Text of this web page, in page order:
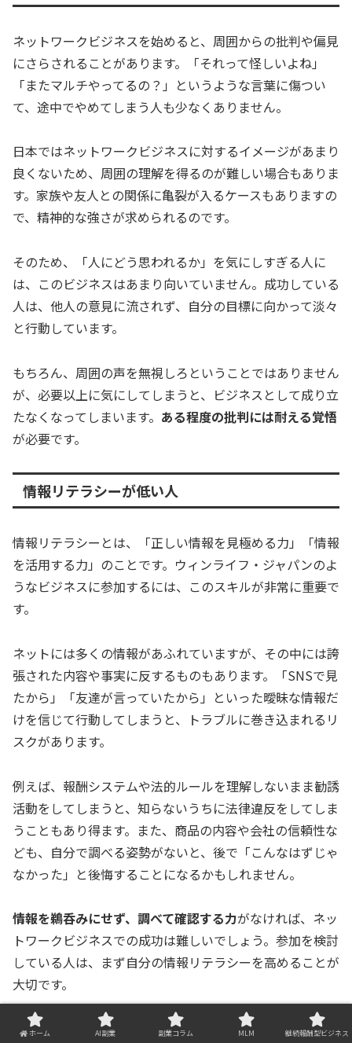
ネットワークビジネスを始めると、周囲からの批判や偏見
にさらされることがあります。「それって怪しいよね」
「またマルチやってるの？」というような言葉に傷つい
て、途中でやめてしまう人も少なくありません。
日本ではネットワークビジネスに対するイメージがあまり
良くないため、周囲の理解を得るのが難しい場合もありま
す。家族や友人との関係に亀裂が入るケースもありますの
で、精神的な強さが求められるのです。
そのため、「人にどう思われるか」を気にしすぎる人に
は、このビジネスはあまり向いていません。成功している
人は、他人の意見に流されず、自分の目標に向かって淡々
と行動しています。
もちろん、周囲の声を無視しろということではありません
が、必要以上に気にしてしまうと、ビジネスとして成り立
たなくなってしまいます。 ある程度の批判には耐える覚悟
が必要です。
情報リテラシーが低い人
情報リテラシーとは、「正しい情報を見極める力」「情報
を活用する力」のことです。ウィンライフ・ジャパンのよ
うなビジネスに参加するには、このスキルが非常に重要で
す。
ネットには多くの情報があふれていますが、その中には誇
張された内容や事実に反するものもあります。「SNSで見
たから」「友達が言っていたから」といった曖昧な情報だ
けを信じて行動してしまうと、トラブルに巻き込まれるリ
スクがあります。
例えば、報酬システムや法的ルールを理解しないまま勧誘
活動をしてしまうと、知らないうちに法律違反をしてしま
うこともあり得ます。また、商品の内容や会社の信頼性な
ども、自分で調べる姿勢がないと、後で「こんなはずじゃ
なかった」と後悔することになるかもしれません。
情報を鵜呑みにせず、調べて確認する力がなければ、ネッ
トワークビジネスでの成功は難しいでしょう。参加を検討
している人は、まず自分の情報リテラシーを高めることが
大切です。
ホーム AI副業 副業コラム MLM 継続報酬型ビジネス